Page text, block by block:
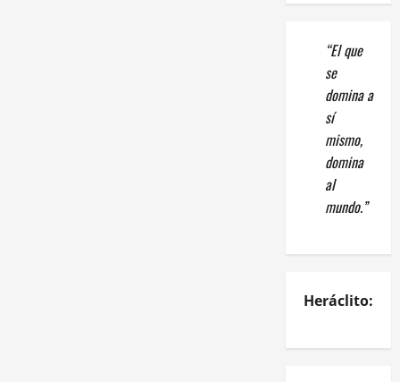
“El que
se
domina a
sí
mismo,
domina
al
mundo.”
Heráclito: